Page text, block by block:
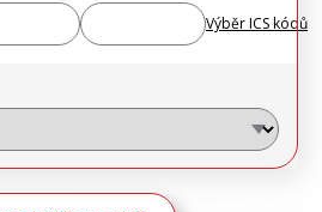
Výběr ICS kódů